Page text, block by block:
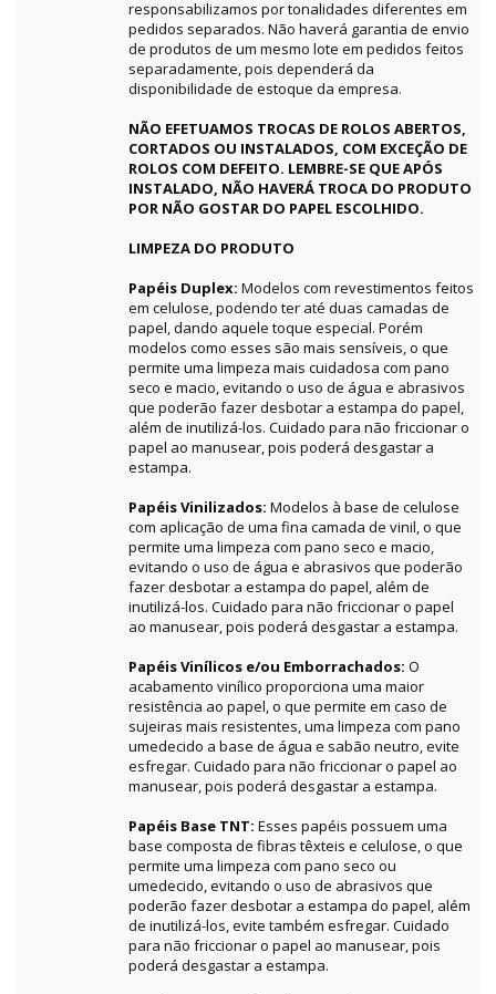
responsabilizamos por tonalidades diferentes em
pedidos separados. Não haverá garantia de envio
de produtos de um mesmo lote em pedidos feitos
separadamente, pois dependerá da
disponibilidade de estoque da empresa.
NÃO EFETUAMOS TROCAS DE ROLOS ABERTOS,
CORTADOS OU INSTALADOS, COM EXCEÇÃO DE
ROLOS COM DEFEITO. LEMBRE-SE QUE APÓS
INSTALADO, NÃO HAVERÁ TROCA DO PRODUTO
POR NÃO GOSTAR DO PAPEL ESCOLHIDO.
LIMPEZA DO PRODUTO
Papéis Duplex: Modelos com revestimentos feitos
em celulose, podendo ter até duas camadas de
papel, dando aquele toque especial. Porém
modelos como esses são mais sensíveis, o que
permite uma limpeza mais cuidadosa com pano
seco e macio, evitando o uso de água e abrasivos
que poderão fazer desbotar a estampa do papel,
além de inutilizá-los. Cuidado para não friccionar o
papel ao manusear, pois poderá desgastar a
estampa.
Papéis Vinilizados: Modelos à base de celulose
com aplicação de uma fina camada de vinil, o que
permite uma limpeza com pano seco e macio,
evitando o uso de água e abrasivos que poderão
fazer desbotar a estampa do papel, além de
inutilizá-los. Cuidado para não friccionar o papel
ao manusear, pois poderá desgastar a estampa.
Papéis Vinílicos e/ou Emborrachados: O
acabamento vinílico proporciona uma maior
resistência ao papel, o que permite em caso de
sujeiras mais resistentes, uma limpeza com pano
umedecido a base de água e sabão neutro, evite
esfregar. Cuidado para não friccionar o papel ao
manusear, pois poderá desgastar a estampa.
Papéis Base TNT: Esses papéis possuem uma
base composta de fibras têxteis e celulose, o que
permite uma limpeza com pano seco ou
umedecido, evitando o uso de abrasivos que
poderão fazer desbotar a estampa do papel, além
de inutilizá-los, evite também esfregar. Cuidado
para não friccionar o papel ao manusear, pois
poderá desgastar a estampa.